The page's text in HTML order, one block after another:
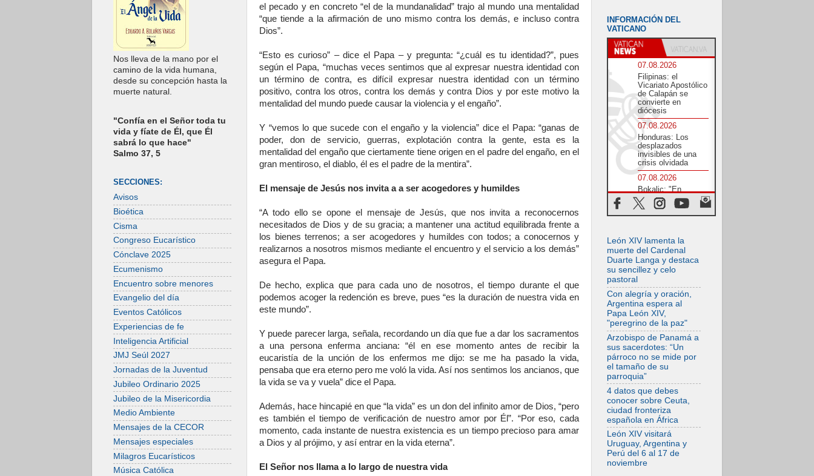
el pecado y en concreto “el de la mundanalidad” trajo al mundo una mentalidad
“que tiende a la afirmación de uno mismo contra los demás, e incluso contra
Dios”.
“Esto es curioso” – dice el Papa – y pregunta: “¿cuál es tu identidad?”, pues
según el Papa, “muchas veces sentimos que al expresar nuestra identidad con
un término de contra, es difícil expresar nuestra identidad con un término
positivo, contra los otros, contra los demás y contra Dios y por este motivo la
mentalidad del mundo puede causar la violencia y el engaño”.
Y “vemos lo que sucede con el engaño y la violencia” dice el Papa: “ganas de
poder, don de servicio, guerras, explotación contra la gente, esta es la
mentalidad del engaño que ciertamente tiene origen en el padre del engaño, en el
gran mentiroso, el diablo, él es el padre de la mentira”.
El mensaje de Jesús nos invita a a ser acogedores y humildes
“A todo ello se opone el mensaje de Jesús, que nos invita a reconocernos
necesitados de Dios y de su gracia; a mantener una actitud equilibrada frente a
los bienes terrenos; a ser acogedores y humildes con todos; a conocernos y
realizarnos a nosotros mismos mediante el encuentro y el servicio a los demás”
asegura el Papa.
De hecho, explica que para cada uno de nosotros, el tiempo durante el que
podemos acoger la redención es breve, pues “es la duración de nuestra vida en
este mundo”.
Y puede parecer larga, señala, recordando un día que fue a dar los sacramentos
a una persona enferma anciana: “él en ese momento antes de recibir la
eucaristía de la unción de los enfermos me dijo: se me ha pasado la vida,
pensaba que era eterno pero me voló la vida. Así nos sentimos los ancianos, que
la vida se va y vuela” dice el Papa.
Además, hace hincapié en que “la vida” es un don del infinito amor de Dios, “pero
es también el tiempo de verificación de nuestro amor por Él”. “Por eso, cada
momento, cada instante de nuestra existencia es un tiempo precioso para amar
a Dios y al prójimo, y así entrar en la vida eterna”.
El Señor nos llama a lo largo de nuestra vida
Nos lleva de la mano por el
camino de la vida humana,
desde su concepción hasta la
muerte natural.
"Confía en el Señor toda tu
vida y fíate de Él, que Él
sabrá lo que hace"
Salmo 37, 5
SECCIONES:
Avisos
Bioética
Cisma
Congreso Eucarístico
Cónclave 2025
Ecumenismo
Encuentro sobre menores
Evangelio del día
Eventos Católicos
Experiencias de fe
Inteligencia Artificial
JMJ Seúl 2027
Jornadas de la Juventud
Jubileo Ordinario 2025
Jubileo de la Misericordia
Medio Ambiente
Mensajes de la CECOR
Mensajes especiales
Milagros Eucarísticos
Música Católica
INFORMACIÓN DEL
VATICANO
07.08.2026
Filipinas: el
Vicariato Apostólico
de Calapán se
convierte en
diócesis
07.08.2026
Honduras: Los
desplazados
invisibles de una
crisis olvidada
07.08.2026
Bokalic: "En
Argentina el Papa
León señalará el
compromiso del
07.08.2026
La matanza de
niños en Gaza no
cesa: 300 muertos
en 300 días
07.08.2026
Tagle: La guerra
desfigura el mundo,
solo la revelación
de Dios lo
transfigura
07.08.2026
Presentada la
Trienal de Arte de
las Universidades
Católicas:
«Exercises in
Empathy»
07.08.2026
Fortunatus
Nwachukwu: la
comunicación como
misión al servicio
del Evangelio
León XIV lamenta la
muerte del Cardenal
Duarte Langa y destaca
su sencillez y celo
pastoral
Con alegría y oración,
Argentina espera al
Papa León XIV,
"peregrino de la paz"
Arzobispo de Panamá a
sus sacerdotes: “Un
párroco no se mide por
el tamaño de su
parroquia”
4 datos que debes
conocer sobre Ceuta,
ciudad fronteriza
española en África
León XIV visitará
Uruguay, Argentina y
Perú del 6 al 17 de
noviembre